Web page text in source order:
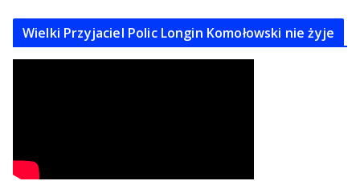
Wielki Przyjaciel Polic Longin Komołowski nie żyje